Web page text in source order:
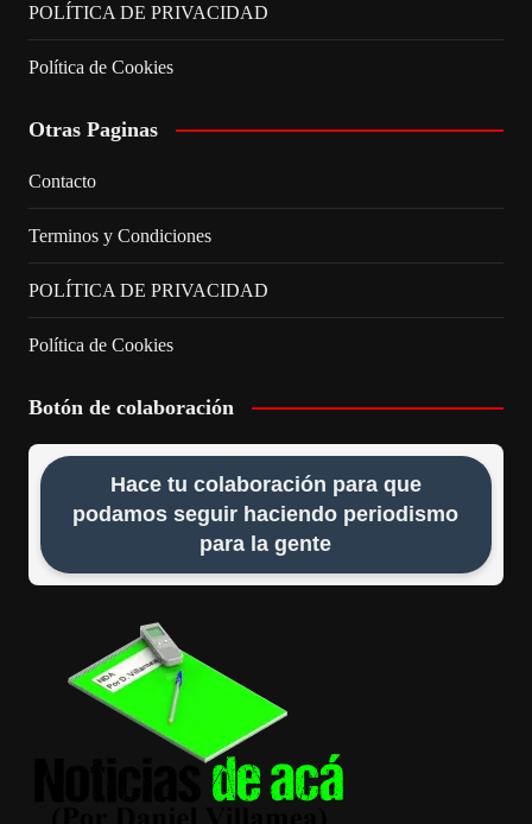
POLÍTICA DE PRIVACIDAD
Política de Cookies
Otras Paginas
Contacto
Terminos y Condiciones
POLÍTICA DE PRIVACIDAD
Política de Cookies
Botón de colaboración
Hace tu colaboración para que
podamos seguir haciendo periodismo
para la gente